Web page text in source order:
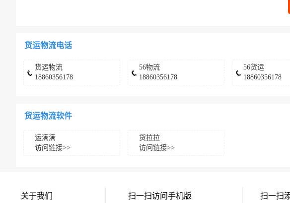
货运物流电话
货运物流
18860356178
56物流
18860356178
56货运
18860356178
货运物流软件
运满满
访问链接>>
货拉拉
访问链接>>
关于我们 扫一扫访问手机版 扫一扫